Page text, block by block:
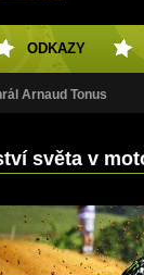
Arnaud Tonus
světa v
ODKAZY